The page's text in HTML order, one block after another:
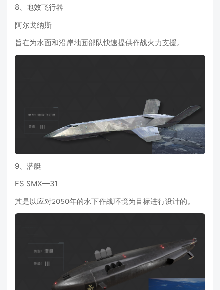
8、地效飞行器
阿尔戈纳斯
旨在为水面和沿岸地面部队快速提供作战火力支援。
9、潜艇
FS SMX—31
其是以应对2050年的水下作战环境为目标进行设计的。